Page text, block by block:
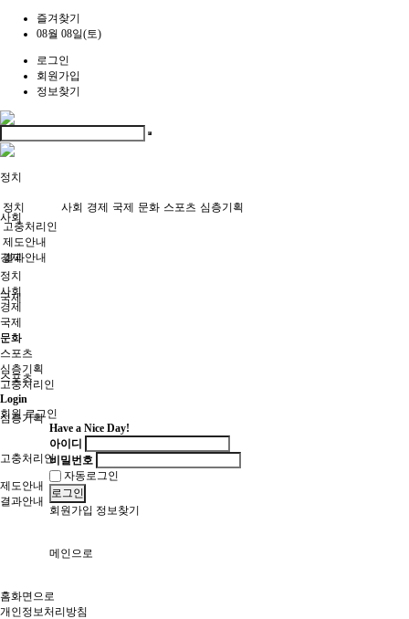
즐겨찾기
08월 08일(토)
로그인
회원가입
정보찾기
정치
사회
경제
국제
문화
스포츠
심층기획
고충처리인
제도안내
결과안내
정치 사회 경제 국제 문화 스포츠 심층기획
고충처리인
제도안내
결과안내
정치
사회
경제
국제
문화
스포츠
심층기획
고충처리인
Login
회원 로그인
Have a Nice Day!
아이디
비밀번호
자동로그인
로그인
회원가입 정보찾기
메인으로
홈화면으로
개인정보처리방침